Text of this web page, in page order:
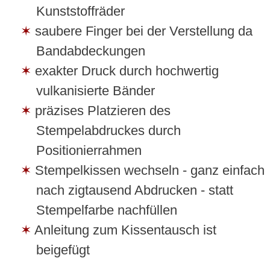
Kunststoffräder
saubere Finger bei der Verstellung da
Bandabdeckungen
exakter Druck durch hochwertig
vulkanisierte Bänder
präzises Platzieren des
Stempelabdruckes durch
Positionierrahmen
Stempelkissen wechseln - ganz einfach
nach zigtausend Abdrucken - statt
Stempelfarbe nachfüllen
Anleitung zum Kissentausch ist
beigefügt